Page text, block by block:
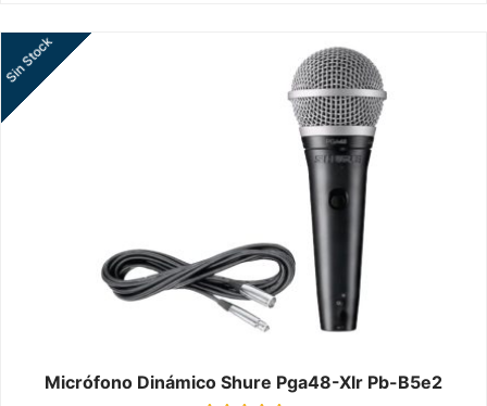
Micrófono Dinámico Shure Pga48-Xlr Pb-B5e2
Sin Stock